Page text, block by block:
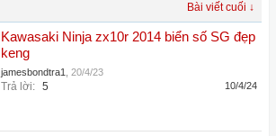
Bài viết cuối ↓
Kawasaki Ninja zx10r 2014 biển số SG đẹp
keng
jamesbondtra1 20/4/23
Trả lời: 5 10/4/24